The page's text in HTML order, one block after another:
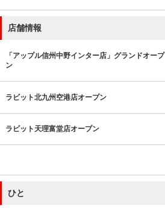
店舗情報
「アップル信州中野インター店」グランドオープ
ン
ラビット北九州空港店オープン
ラビット天理富堂店オープン
ひと